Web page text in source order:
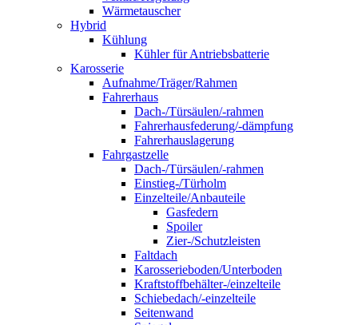
Wärmetauscher
Hybrid
Kühlung
Kühler für Antriebsbatterie
Karosserie
Aufnahme/Träger/Rahmen
Fahrerhaus
Dach-/Türsäulen/-rahmen
Fahrerhausfederung/-dämpfung
Fahrerhauslagerung
Fahrgastzelle
Dach-/Türsäulen/-rahmen
Einstieg-/Türholm
Einzelteile/Anbauteile
Gasfedern
Spoiler
Zier-/Schutzleisten
Faltdach
Karosserieboden/Unterboden
Kraftstoffbehälter-/einzelteile
Schiebedach/-einzelteile
Seitenwand